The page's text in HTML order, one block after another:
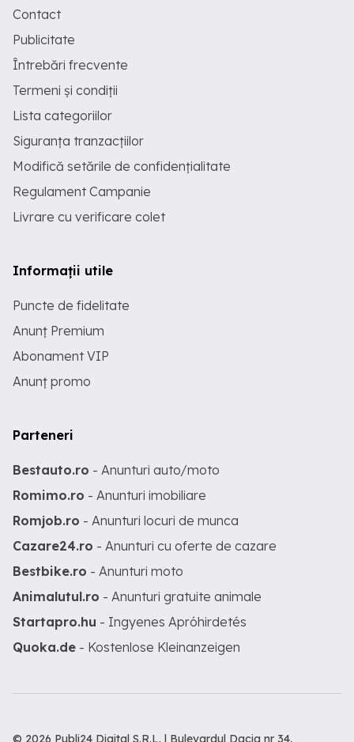
Contact
Publicitate
Întrebări frecvente
Termeni și condiții
Lista categoriilor
Siguranța tranzacțiilor
Modifică setările de confidențialitate
Regulament Campanie
Livrare cu verificare colet
Informații utile
Puncte de fidelitate
Anunț Premium
Abonament VIP
Anunț promo
Parteneri
Bestauto.ro - Anunturi auto/moto
Romimo.ro - Anunturi imobiliare
Romjob.ro - Anunturi locuri de munca
Cazare24.ro - Anunturi cu oferte de cazare
Bestbike.ro - Anunturi moto
Animalutul.ro - Anunturi gratuite animale
Startapro.hu - Ingyenes Apróhirdetés
Quoka.de - Kostenlose Kleinanzeigen
© 2026 Publi24 Digital S.R.L. | Bulevardul Dacia nr 34,